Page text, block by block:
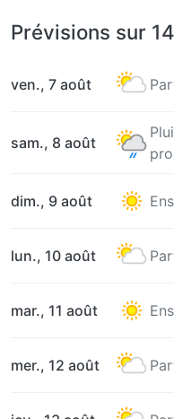
Prévisions sur
ven., 7 août
sam., 8 août
dim., 9 août
lun., 10 août
mar., 11 août
mer., 12 août